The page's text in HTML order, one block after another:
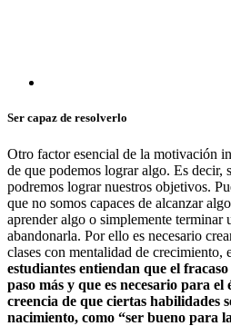
Ser capaz de resolverlo
Otro factor esencial de la motivación
de que podemos lograr algo. Es decir,
podremos lograr nuestros objetivos.
que no somos capaces de alcanzar
aprender algo o simplemente terminar
abandonarla. Por ello es necesario
clases con mentalidad de crecimiento,
estudiantes entiendan que el
paso más y que es necesario para
creencia de que ciertas habilidades
nacimiento, como “ser bueno para